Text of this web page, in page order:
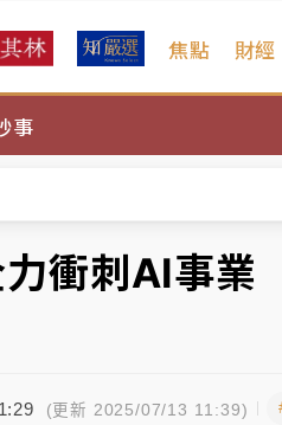
焦點 財經
事
獎程序複雜 觀旅局回應了
向法院聲請遭駁 理由曝光
開賣一度塞車 周六起展出延
功 今重開羈押庭
查扣畫面曝光
力衝刺AI事
(更新 2025/07/13 11:39)